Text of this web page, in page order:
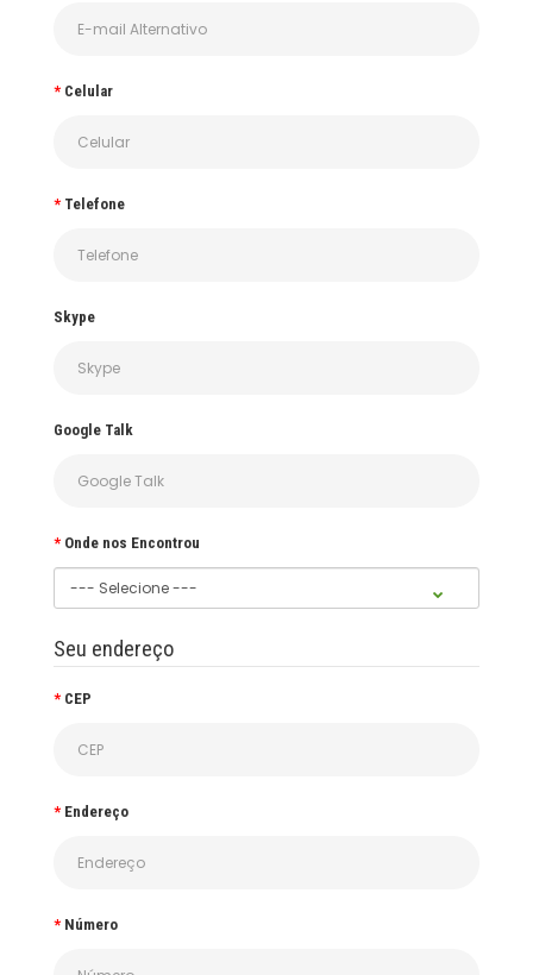
Celular
Telefone
Skype
Google Talk
Onde nos Encontrou
Seu endereço
CEP
Endereço
Número